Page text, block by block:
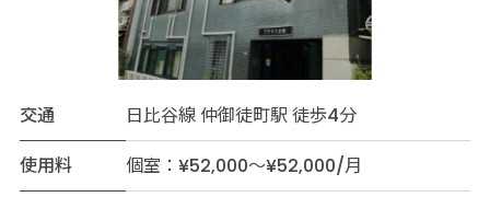
交通
日比谷線 仲御徒町駅 徒歩4分
使用料
個室：¥52,000～¥52,000/月